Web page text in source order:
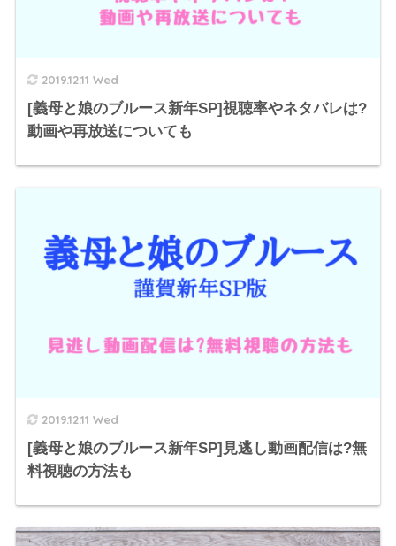
2019.12.11 Wed
[義母と娘のブルース新年SP]視聴率やネタバレは?
動画や再放送についても
2019.12.11 Wed
[義母と娘のブルース新年SP]見逃し動画配信は?無
料視聴の方法も